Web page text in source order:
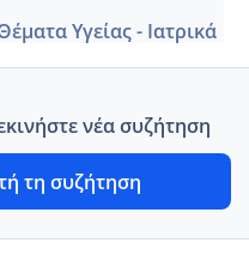
Υγείας - Ιατρικά
νέα συζήτηση
τη συζήτηση